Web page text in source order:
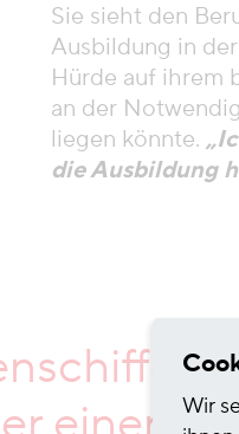
Sie sieht den
Ausbildung in
Hürde auf ihrem
an der
liegen könnte.
die Ausbildung
Wir